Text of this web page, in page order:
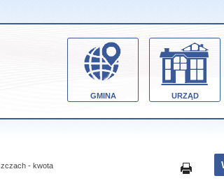
GMINA URZĄD
- kwota